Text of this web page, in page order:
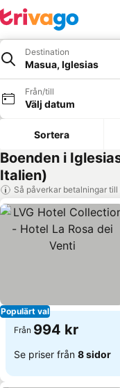
Destination
Masua, Iglesias
Från/till
Välj datum
Sortera
Boenden i
Italien)
Så påverkar betalningar
Populärt val
Från 994 kr
Se priser från 8 sidor